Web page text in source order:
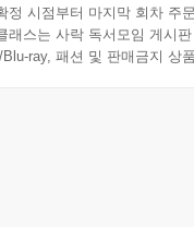
정 시점부터 마지막 회차 주
래스는 사락 독서모임 게시
ray, 패션 및 판매금지 상